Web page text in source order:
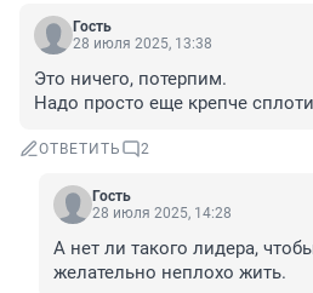
Гость
28 июля 2025, 13:38
Это ничего, потерпим.
Надо просто еще крепче
ОТВЕТИТЬ 2
Гость
28 июля 2025, 14:28
А нет ли такого лидера,
желательно неплохо жить.